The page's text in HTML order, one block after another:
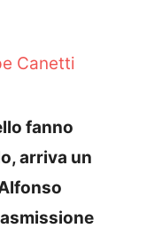
Canetti
fanno
arriva un